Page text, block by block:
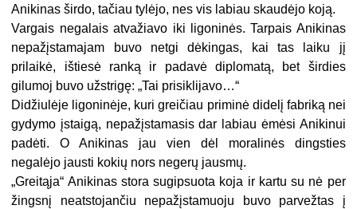
Anikinas širdo, tačiau tylėjo, nes vis labiau skaudėjo koją.
Vargais negalais atvažiavo iki ligoninės. Tarpais Anikinas
nepažįstamajam buvo netgi dėkingas, kai tas laiku jį
prilaikė, ištiesė ranką ir padavė diplomatą, bet širdies
gilumoj buvo užstrigę: „Tai prisiklijavo…“
Didžiulėje ligoninėje, kuri greičiau priminė didelį fabriką nei
gydymo įstaigą, nepažįstamasis dar labiau ėmėsi Anikinui
padėti. O Anikinas jau vien dėl moralinės dingsties
negalėjo jausti kokių nors negerų jausmų.
„Greitąja“ Anikinas stora sugipsuota koja ir kartu su nė per
žingsnį neatstojančiu nepažįstamuoju buvo parvežtas į